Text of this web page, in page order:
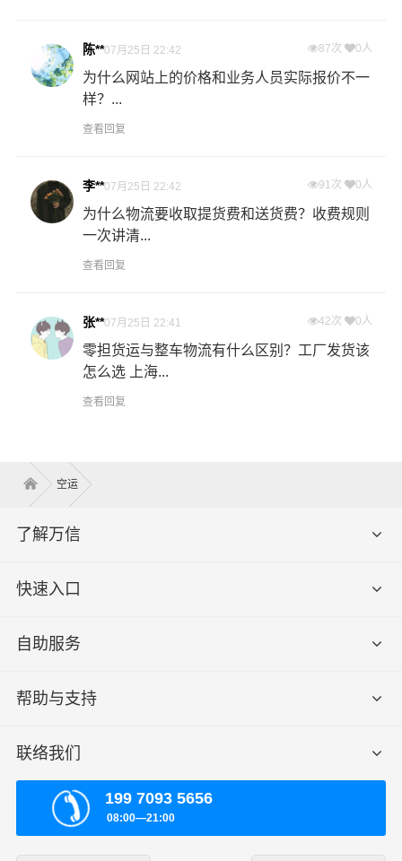
陈**07月25日 22:42 87次 0人
为什么网站上的价格和业务人员实际报价不一
样？...
查看回复
李**07月25日 22:42 91次 0人
为什么物流要收取提货费和送货费？收费规则
一次讲清...
查看回复
张**07月25日 22:41 42次 0人
零担货运与整车物流有什么区别？工厂发货该
怎么选 上海...
查看回复
空运
了解万信
快速入口
自助服务
帮助与支持
联络我们
199 7093 5656
08:00—21:00